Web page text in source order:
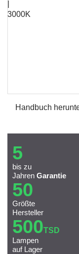
Handbuch
5
bis zu
Jahren Garantie
50
Größte
Hersteller
500TSD
Lampen
auf Lager